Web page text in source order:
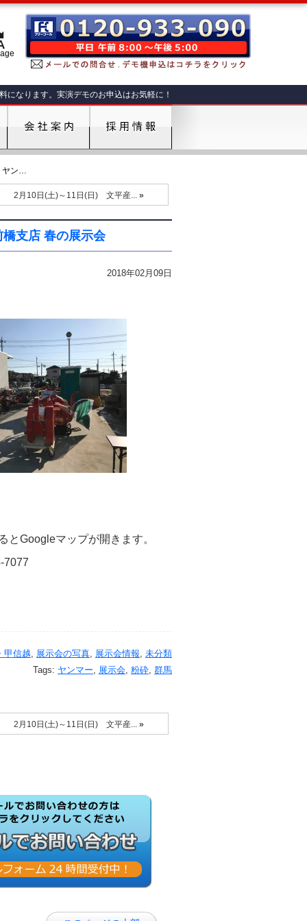
なります。実演デモのお申込はお気軽に！
ヤン…
2月10日(土)～11日(日) 文平産... »
支店 春の展示会
2018年02月09日
とGoogleマップが開きます。
甲信越, 展示会の写真, 展示会情報, 未分類
Tags: ヤンマー, 展示会, 粉砕, 群馬
2月10日(土)～11日(日) 文平産... »